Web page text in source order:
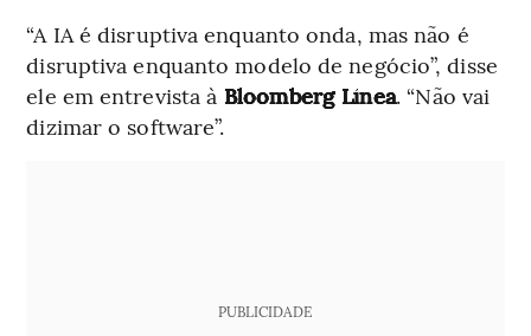
“A IA é disruptiva enquanto onda, mas não é
disruptiva enquanto modelo de negócio”, disse
ele em entrevista à Bloomberg Línea. “Não vai
dizimar o software”.
PUBLICIDADE